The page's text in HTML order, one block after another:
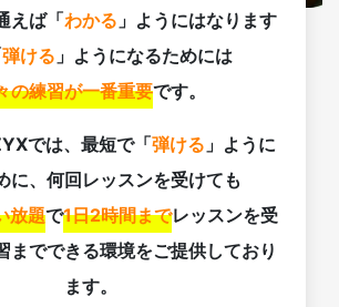
えば「わかる 」ようにはなります
弾ける 」ようになるためには
の練習が一番重要です。
では、最短で「弾ける 」ように
に、何回レッスンを受けても
放題で1日2時間までレッスンを受
までできる環境をご提供しており
ます。